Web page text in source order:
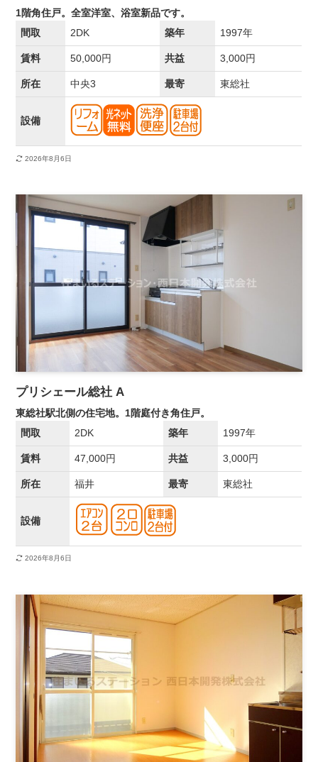
1階角住戸。全室洋室、浴室新品です。
間取
2DK 築年 1997年
賃料 50,000円 共益 3,000円
所在 中央3 最寄 東総社
設備
2026年8月6日
プリシェール総社 A
東総社駅北側の住宅地。1階庭付き角住戸。
間取
2DK 築年 1997年
賃料 47,000円 共益 3,000円
所在 福井 最寄 東総社
設備
2026年8月6日